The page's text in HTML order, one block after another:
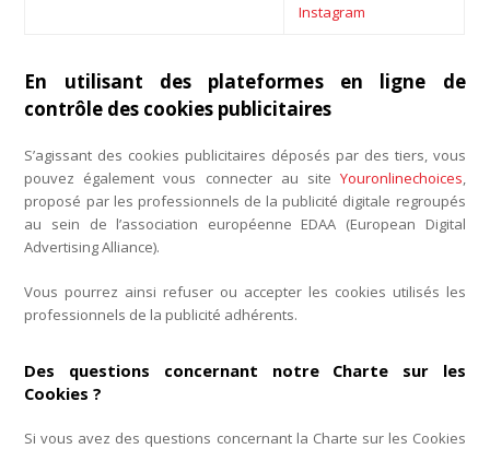
Instagram
En utilisant des plateformes en ligne de
contrôle des cookies publicitaires
S’agissant des cookies publicitaires déposés par des tiers, vous
pouvez également vous connecter au site Youronlinechoices,
proposé par les professionnels de la publicité digitale regroupés
au sein de l’association européenne EDAA (European Digital
Advertising Alliance).
Vous pourrez ainsi refuser ou accepter les cookies utilisés les
professionnels de la publicité adhérents.
Des questions concernant notre Charte sur les
Cookies ?
Si vous avez des questions concernant la Charte sur les Cookies